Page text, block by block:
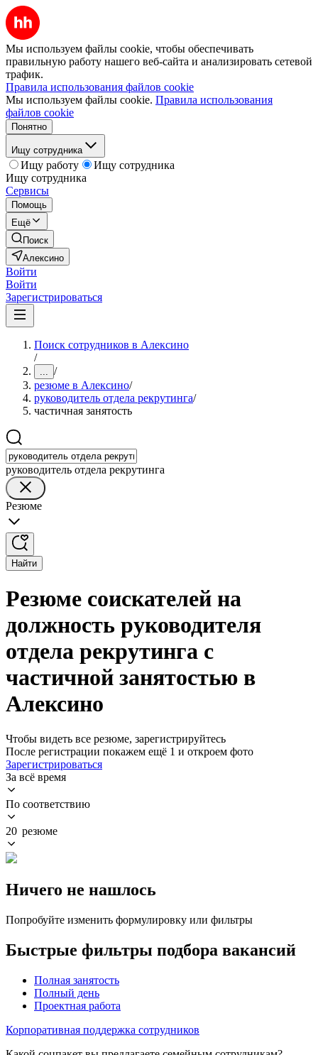
Мы используем файлы cookie, чтобы обеспечивать
правильную работу нашего веб-сайта и анализировать сетевой
трафик.
Правила использования файлов cookie
Мы используем файлы cookie. Правила использования
файлов cookie
Понятно
Ищу сотрудника
Ищу работу
Ищу сотрудника
Ищу сотрудника
Сервисы
Помощь
Ещё
Поиск
Алексино
Войти
Войти
Зарегистрироваться
Поиск сотрудников в Алексино
/
... /
резюме в Алексино/
руководитель отдела рекрутинга/
частичная занятость
руководитель отдела рекрутинга
Резюме
Найти
Резюме соискателей на
должность руководителя
отдела рекрутинга с
частичной занятостью в
Алексино
Чтобы видеть все резюме, зарегистрируйтесь
После регистрации покажем ещё 1 и откроем фото
Зарегистрироваться
За всё время
По соответствию
20 резюме
Ничего не нашлось
Попробуйте изменить формулировку или фильтры
Быстрые фильтры подбора вакансий
Полная занятость
Полный день
Проектная работа
Корпоративная поддержка сотрудников